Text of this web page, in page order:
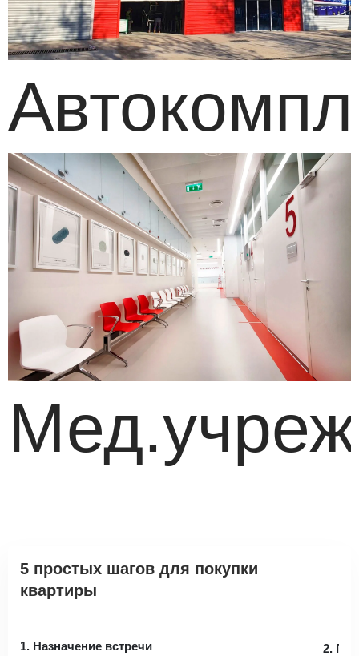
5 простых шагов для покупки
квартиры
1. Назначение встречи 2.